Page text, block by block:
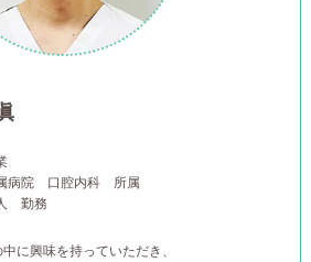
病院 口腔内科 所属
勤務
に興味を持っていただき、